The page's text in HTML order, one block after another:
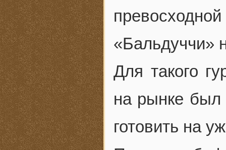
«Бальдуччи»
Для такого
на рынке был
готовить на